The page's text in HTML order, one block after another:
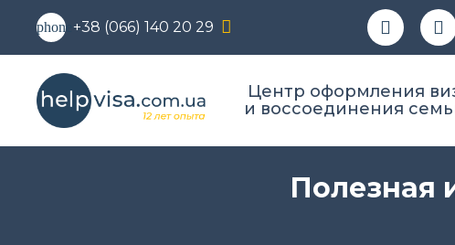
phone +38 (066) 140 20 29
Центр оформления
и воссоединения
Полезная